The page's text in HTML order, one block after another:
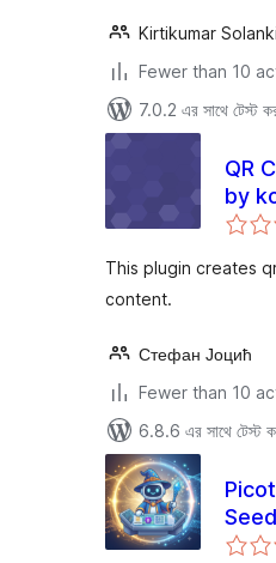
Kirtikumar Solanki
Fewer than 10
7.0.2 এর সাথে টেস্ট
QR
by
This plugin creates
content.
Стефан Јоцић
Fewer than 10
6.8.6 এর সাথে টেস্ট